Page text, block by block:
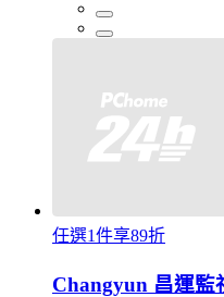
任選1件享89折
Changyun 昌運